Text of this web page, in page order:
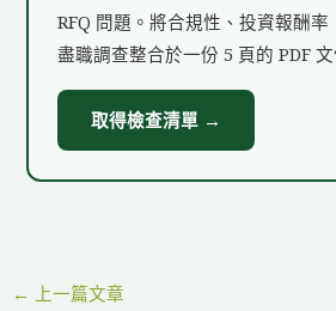
RFQ 問題。將合規性、投資報酬率
盡職調查整合於一份 5 頁的 PDF 文
取得檢查清單 →
← 上一篇文章